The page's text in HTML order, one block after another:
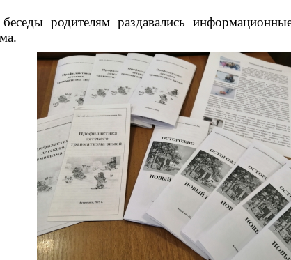
родителям раздавались